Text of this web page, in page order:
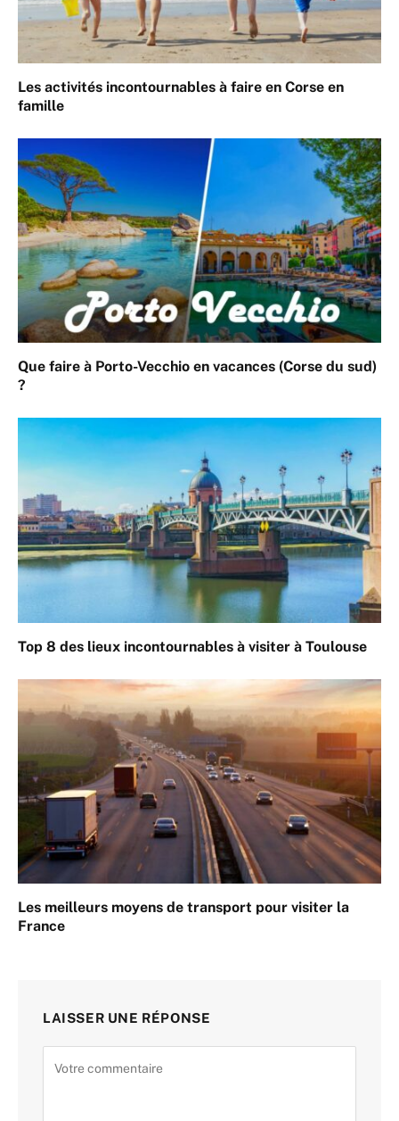
Les activités incontournables à faire en Corse en
famille
Que faire à Porto-Vecchio en vacances (Corse du sud)
?
Top 8 des lieux incontournables à visiter à Toulouse
Les meilleurs moyens de transport pour visiter la
France
LAISSER UNE RÉPONSE